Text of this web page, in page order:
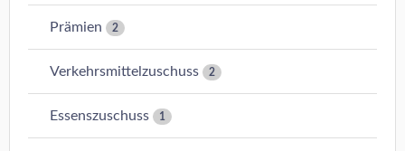
Prämien 2
Verkehrsmittelzuschuss 2
Essenszuschuss 1